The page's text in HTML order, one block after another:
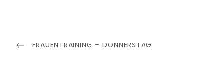
PREVIOUS
FRAUENTRAINING – DONNERSTAG